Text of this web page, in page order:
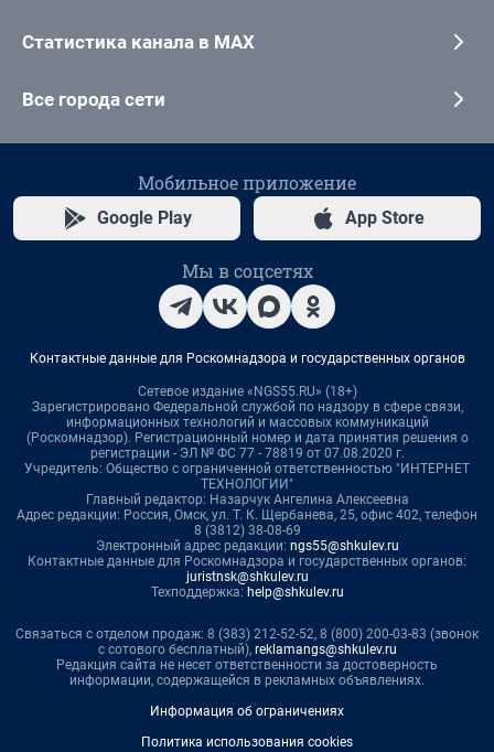
Статистика канала в MAX
Все города сети
Мобильное приложение
Google Play App Store
Мы в соцсетях
Контактные данные для Роскомнадзора и государственных органов
Сетевое издание «NGS55.RU» (18+)
Зарегистрировано Федеральной службой по надзору в сфере связи,
информационных технологий и массовых коммуникаций
(Роскомнадзор). Регистрационный номер и дата принятия решения о
регистрации - ЭЛ № ФС 77 - 78819 от 07.08.2020 г.
Учредитель: Общество с ограниченной ответственностью "ИНТЕРНЕТ
ТЕХНОЛОГИИ"
Главный редактор: Назарчук Ангелина Алексеевна
Адрес редакции: Россия, Омск, ул. Т. К. Щербанева, 25, офис 402, телефон
8 (3812) 38-08-69
Электронный адрес редакции: ngs55@shkulev.ru
Контактные данные для Роскомнадзора и государственных органов:
juristnsk@shkulev.ru
Техподдержка: help@shkulev.ru
Связаться с отделом продаж: 8 (383) 212-52-52, 8 (800) 200-03-83 (звонок
с сотового бесплатный), reklamangs@shkulev.ru
Редакция сайта не несет ответственности за достоверность
информации, содержащейся в рекламных объявлениях.
Информация об ограничениях
Политика использования cookies